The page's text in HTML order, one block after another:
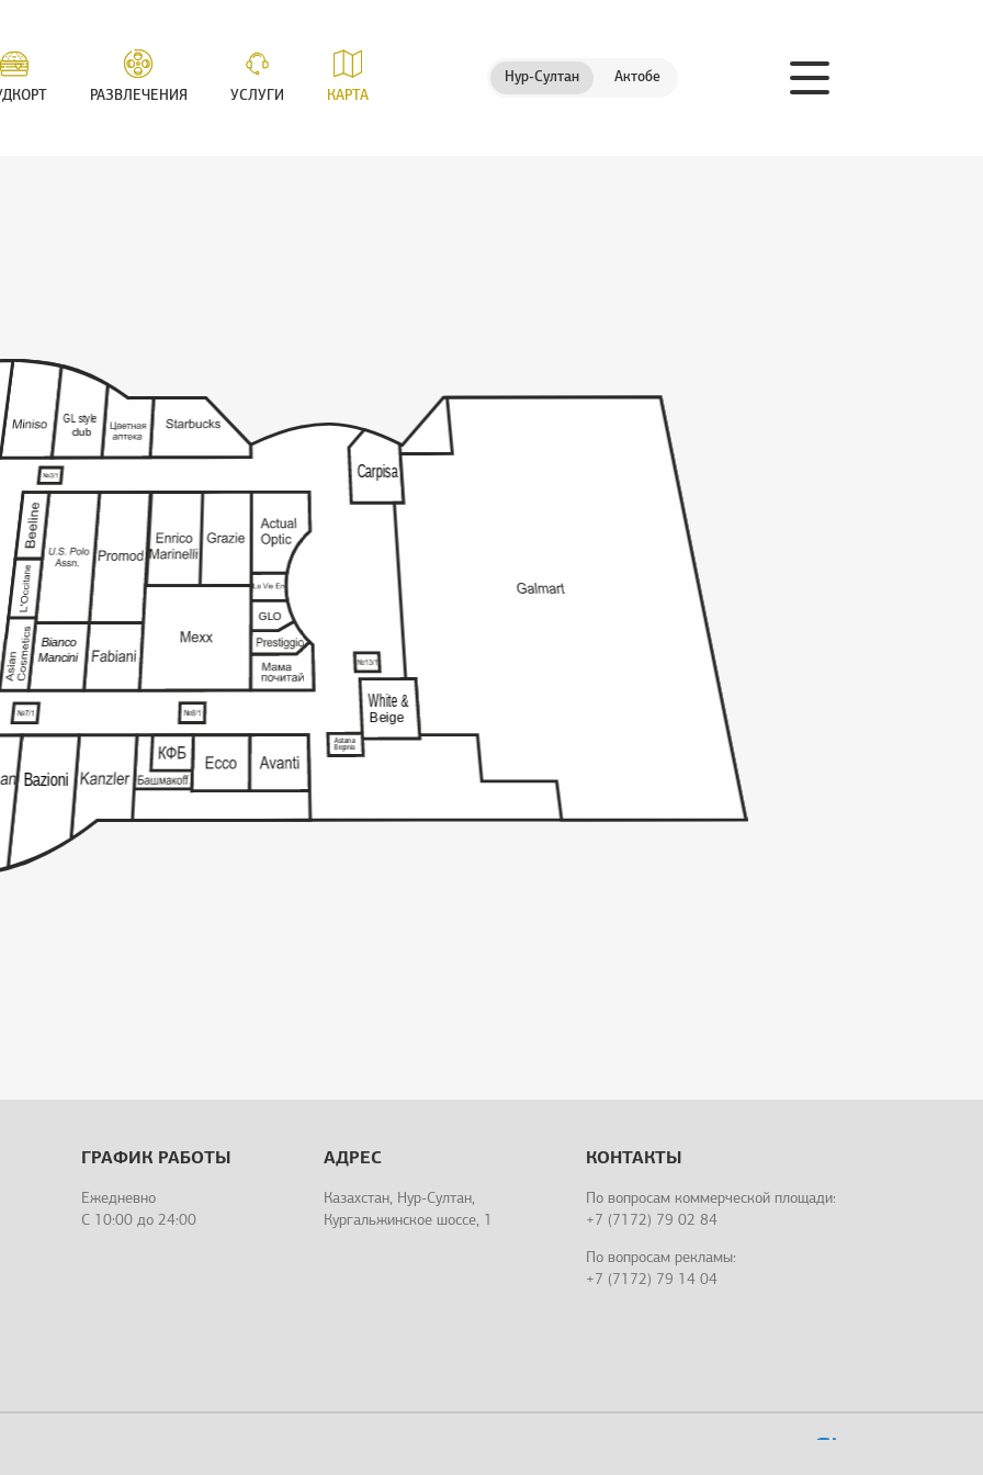
РАЗВЛЕЧЕНИЯ УСЛУГИ КАРТА
Нур-Султан Актобе
Carpisa
GL style
club
Astana
Begonia
White &
Beige
GLO
Bazioni
Bianco
Mancini
ГРАФИК РАБОТЫ
Ежедневно
С 10:00 до 24:00
АДРЕС
Казахстан, Нур-Султан,
Кургальжинское шоссе, 1
КОНТАКТЫ
По вопросам коммерческой площади:
+7 (7172) 79 02 84
По вопросам рекламы:
+7 (7172) 79 14 04